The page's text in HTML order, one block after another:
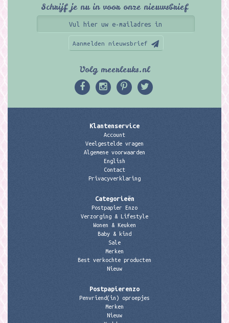
Schrijf je nu in voor onze nieuwsbrief
Aanmelden nieuwsbrief
Volg meerleuks.nl
Klantenservice
Account
Veelgestelde vragen
Algemene voorwaarden
English
Contact
Privacyverklaring
Categorieën
Postpapier Enzo
Verzorging & Lifestyle
Wonen & Keuken
Baby & kind
Sale
Merken
Best verkochte producten
Nieuw
Postpapierenzo
Penvriend(in) oproepjes
Merken
Nieuw